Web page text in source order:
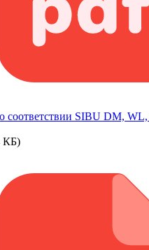
соответствии SIBU DM,
КБ)